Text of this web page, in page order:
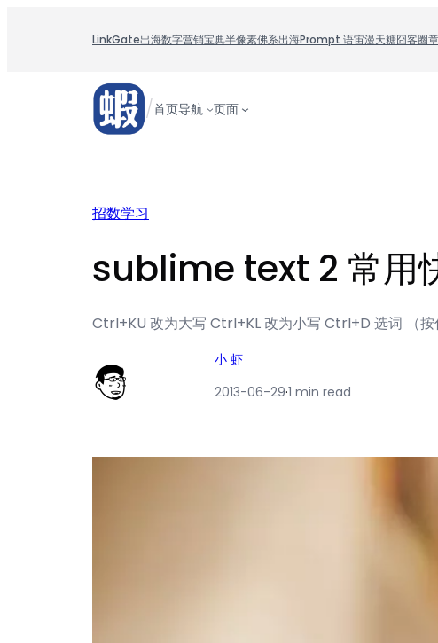
LinkGate出海数字营销宝典半像素佛系出海Prompt 语宙漫天糖囧客圈
/首页导航 页面
招数学习
sublime text 2 常用
Ctrl+KU 改为大写 Ctrl+KL 改为小写 Ctrl+D 选词 （
小 虾
2013-06-29·1 min read